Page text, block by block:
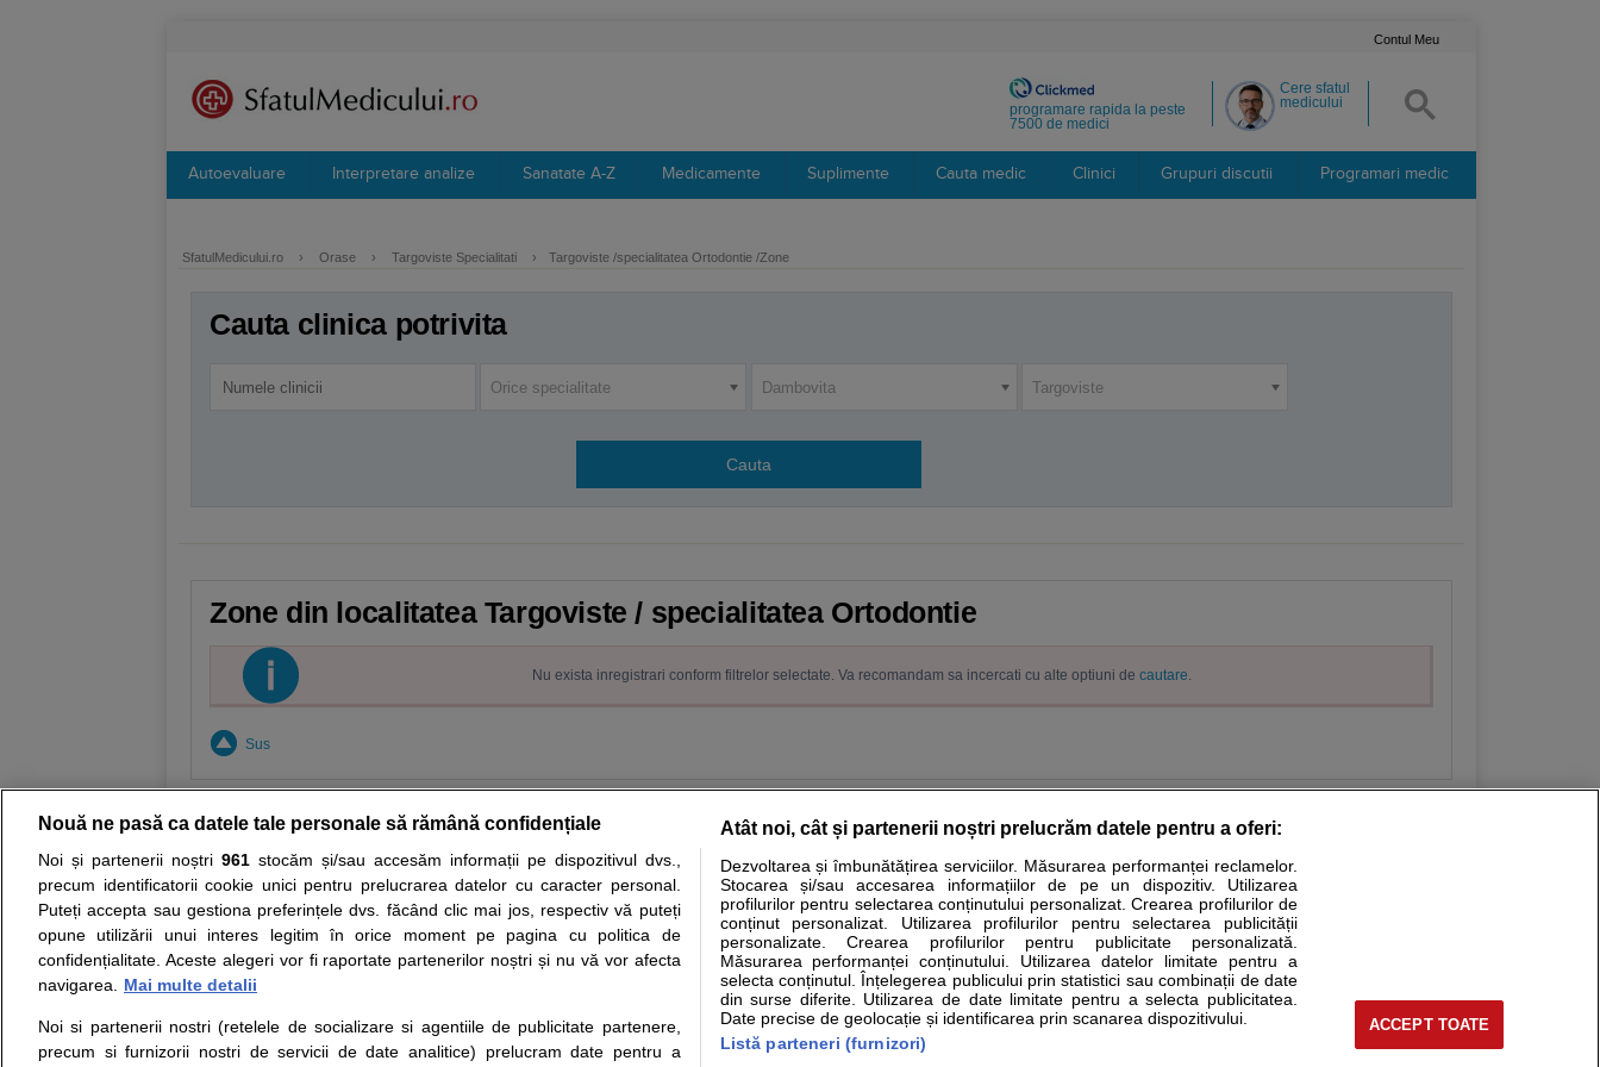
Contul Meu
Cere sfatul
medicului
programare rapida la peste
7500 de medici
Autoevaluare Interpretare analize Sanatate A-Z Medicamente Suplimente Cauta medic Clinici Grupuri discutii Programari medic
SfatulMedicului.ro › Orase › Targoviste Specialitati › Targoviste /specialitatea Ortodontie /Zone
Cauta clinica potrivita
Orice specialitate Dambovita Targoviste
Zone din localitatea Targoviste / specialitatea Ortodontie
Nu exista inregistrari conform filtrelor selectate. Va recomandam sa incercati cu alte optiuni de cautare.
Sus
Resurse: Autoevaluare simptome Interpretare analize Specialitati medicale Boli si afectiuni Calculatoare Stiri medicale
Opiniile avizate ale medicilor, sfaturile si orice alte informatii despre sanatate disponibile pe sfatulmedicului.ro au scop informativ si educational. Ele nu pot substitui consultul medical direct si
nici diagnosticul stabilit in urma investigatiilor si analizelor medicale. Va sfatuim, ca pe langa informatia primita pe sfatulmedicului.ro sa consultati fie medicul Dvs., fie unul dintre medicii pe care
ii punem la dispozitie pentru programare in sistemul de programari la medic Clickmed.
Despre noi
Despre noi
Legal
Termeni si conditii
Drepturile consumatorului
Protectia consumatorilor - ANPC
Parteneri
Nouă ne pasă ca datele tale personale să rămână confidențiale
Noi și partenerii noștri 961stocăm și/sau accesăm informații pe dispozitivul dvs.,
precum identificatorii cookie unici pentru prelucrarea datelor cu caracter personal.
Puteți accepta sau gestiona preferințele dvs. făcând clic mai jos, respectiv vă puteți
opune utilizării unui interes legitim în orice moment pe pagina cu politica de
confidențialitate. Aceste alegeri vor fi raportate partenerilor noștri și nu vă vor afecta
navigarea.
Mai multe detalii
Noi si partenerii nostri (retelele de socializare si agentiile de publicitate partenere,
precum si furnizorii nostri de servicii de date analitice) prelucram date pentru a
Atât noi, cât și partenerii noștri prelucrăm datele pentru a oferi:
Dezvoltarea și îmbunătățirea serviciilor. Măsurarea performanței reclamelor.
Stocarea și/sau accesarea informațiilor de pe un dispozitiv. Utilizarea
profilurilor pentru selectarea conținutului personalizat. Crearea profilurilor de
conținut personalizat. Utilizarea profilurilor pentru selectarea publicității
personalizate. Crearea profilurilor pentru publicitate personalizată.
Măsurarea performanței conținutului. Utilizarea datelor limitate pentru a
selecta conținutul. Înțelegerea publicului prin statistici sau combinații de date
din surse diferite. Utilizarea de date limitate pentru a selecta publicitatea.
Date precise de geolocație și identificarea prin scanarea dispozitivului.
Listă parteneri (furnizori)
ACCEPT TOATE